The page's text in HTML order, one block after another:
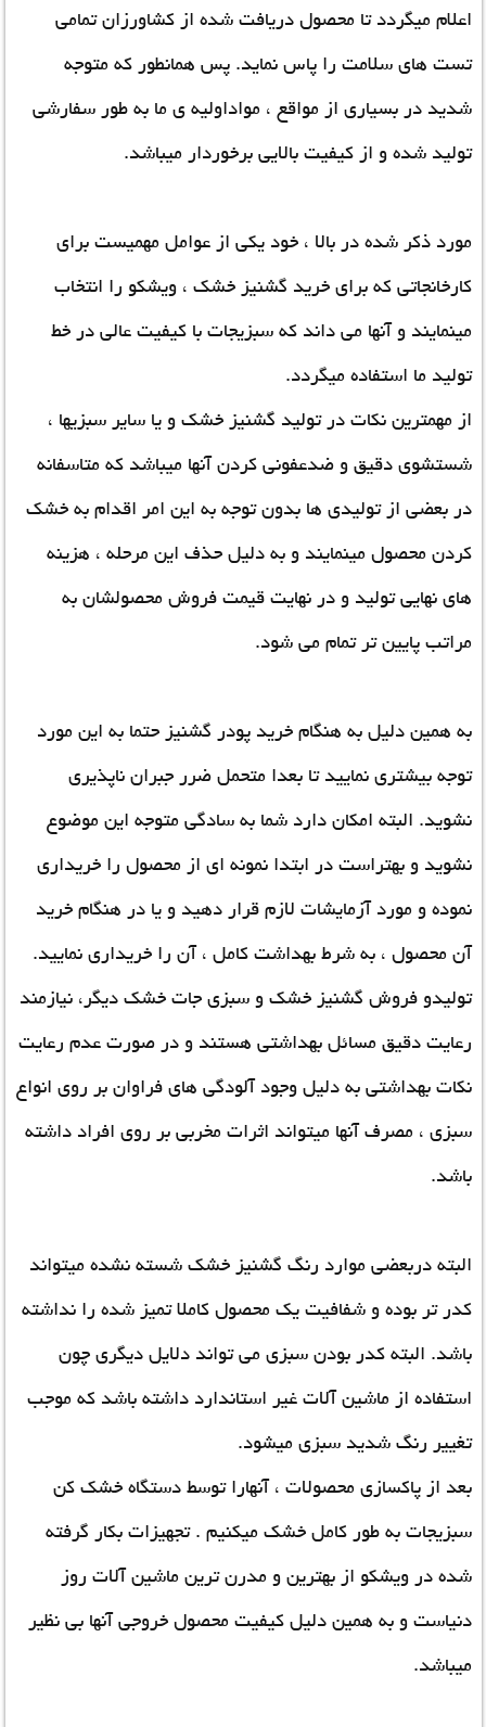
اعلام میگردد تا محصول دریافت شده از کشاورزان تمامی
تست های سلامت را پاس نماید. پس همانطور که متوجه
شدید در بسیاری از مواقع ، مواداولیه ی ما به طور سفارشی
تولید شده و از کیفیت بالایی برخوردار میباشد.
مورد ذکر شده در بالا ، خود یکی از عوامل مهمیست برای
کارخانجاتی که برای خرید گشنیز خشک ، ویشکو را انتخاب
مینمایند و آنها می داند که سبزیجات با کیفیت عالی در خط
تولید ما استفاده میگردد.
از مهمترین نکات در تولید گشنیز خشک و یا سایر سبزیها ،
شستشوی دقیق و ضدعفونی کردن آنها میباشد که متاسفانه
در بعضی از تولیدی ها بدون توجه به این امر اقدام به خشک
کردن محصول مینمایند و به دلیل حذف این مرحله ، هزینه
های نهایی تولید و در نهایت قیمت فروش محصولشان به
مراتب پایین تر تمام می شود.
به همین دلیل به هنگامخرید پودر گشنیزحتما به این مورد
توجه بیشتری نمایید تا بعدا متحمل ضرر جبران ناپذیری
نشوید. البته امکان دارد شما به سادگی متوجه این موضوع
نشوید و بهتراست در ابتدا نمونه ای از محصول را خریداری
نموده و مورد آزمایشات لازم قرار دهید و یا در هنگام خرید
آن محصول ، به شرط بهداشت کامل ، آن را خریداری نمایید.
تولیدو فروش گشنیز خشک و سبزی جات خشک دیگر، نیازمند
رعایت دقیق مسائل بهداشتی هستند و در صورت عدم رعایت
نکات بهداشتی به دلیل وجود آلودگی های فراوان بر روی انواع
سبزی ، مصرف آنها میتواند اثرات مخربی بر روی افراد داشته
باشد.
البته دربعضی موارد رنگ گشنیز خشک شسته نشده میتواند
کدر تر بوده و شفافیت یک محصول کاملا تمیز شده را نداشته
باشد. البته کدر بودن سبزی می تواند دلایل دیگری چون
استفاده از ماشین آلات غیر استاندارد داشته باشد که موجب
تغییر رنگ شدید سبزی میشود.
بعد از پاکسازی محصولات ، آنهارا توسط دستگاه خشک کن
سبزیجات به طور کامل خشک میکنیم . تجهیزات بکار گرفته
شده در ویشکو از بهترین و مدرن ترین ماشین آلات روز
دنیاست و به همین دلیل کیفیت محصول خروجی آنها بی نظیر
میباشد.